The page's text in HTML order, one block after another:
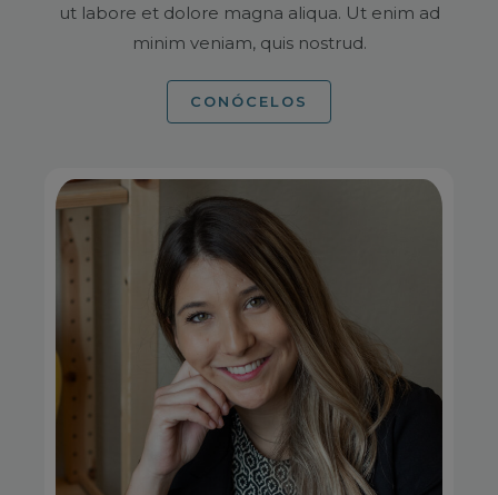
ut labore et dolore magna aliqua. Ut enim ad
minim veniam, quis nostrud.
CONÓCELOS